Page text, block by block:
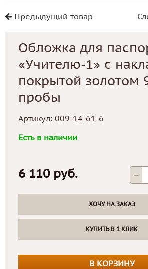
Предыдущий товар
Обложка для
«Учителю-1» с
покрытой золотом
пробы
Артикул: 009-14-61-6
Есть в наличии
6 110 руб.
ХОЧУ НА ЗАКАЗ
КУПИТЬ В 1 КЛИК
В КОРЗИНУ